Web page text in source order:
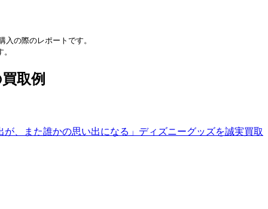
の際のレポートです。
取例
、また誰かの思い出になる」ディズニーグッズを誠実買取